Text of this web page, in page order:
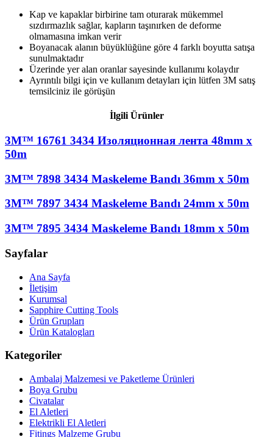
Kap ve kapaklar birbirine tam oturarak mükemmel
sızdırmazlık sağlar, kapların taşınırken de deforme
olmamasına imkan verir
Boyanacak alanın büyüklüğüne göre 4 farklı boyutta satışa
sunulmaktadır
Üzerinde yer alan oranlar sayesinde kullanımı kolaydır
Ayrıntılı bilgi için ve kullanım detayları için lütfen 3M satış
temsilciniz ile görüşün
İlgili Ürünler
3M™ 16761 3434 Изоляционная лента 48mm x
50m
3M™ 7898 3434 Maskeleme Bandı 36mm x 50m
3M™ 7897 3434 Maskeleme Bandı 24mm x 50m
3M™ 7895 3434 Maskeleme Bandı 18mm x 50m
Sayfalar
Ana Sayfa
İletişim
Kurumsal
Sapphire Cutting Tools
Ürün Grupları
Ürün Katalogları
Kategoriler
Ambalaj Malzemesi ve Paketleme Ürünleri
Boya Grubu
Civatalar
El Aletleri
Elektrikli El Aletleri
Fitings Malzeme Grubu